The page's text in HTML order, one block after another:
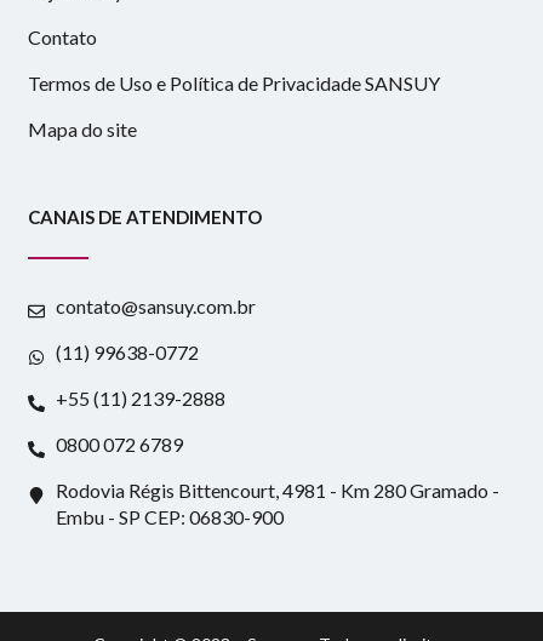
Contato
Termos de Uso e Política de Privacidade SANSUY
Mapa do site
CANAIS DE ATENDIMENTO
contato@sansuy.com.br
(11) 99638-0772
+55 (11) 2139-2888
0800 072 6789
Rodovia Régis Bittencourt, 4981 - Km 280 Gramado -
Embu - SP CEP: 06830-900